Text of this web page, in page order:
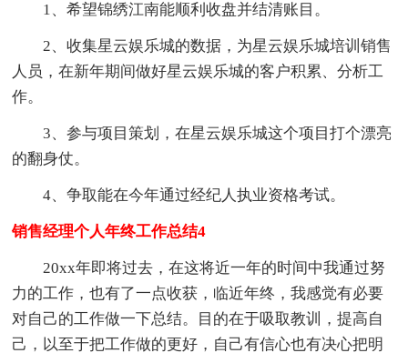
1、希望锦绣江南能顺利收盘并结清账目。
2、收集星云娱乐城的数据，为星云娱乐城培训销售
人员，在新年期间做好星云娱乐城的客户积累、分析工
作。
3、参与项目策划，在星云娱乐城这个项目打个漂亮
的翻身仗。
4、争取能在今年通过经纪人执业资格考试。
销售经理个人年终工作总结4
20xx年即将过去，在这将近一年的时间中我通过努
力的工作，也有了一点收获，临近年终，我感觉有必要
对自己的工作做一下总结。目的在于吸取教训，提高自
己，以至于把工作做的更好，自己有信心也有决心把明